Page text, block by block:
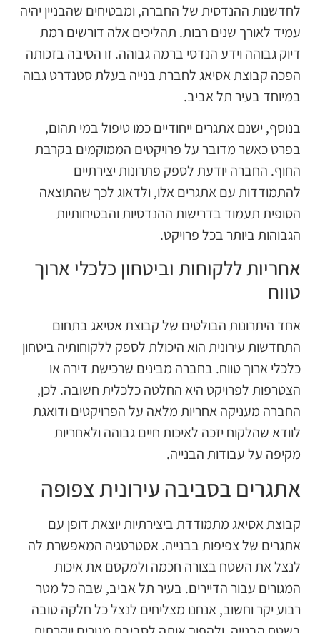
ההנדסית של החברה, ומבטיחים שהבניין יהיה
לאורך שנים רבות. תהליכים אלה דורשים רמת
גבוהה וידע הנדסי ברמה גבוהה. זו הסיבה בזכותה
קבוצת אסיאג לחברת בנייה בעלת סטנדרט גבוה
בעיר תל אביב.
ישנם אתגרים ייחודיים כמו טיפול במי תהום,
כאשר מדובר על פרויקטים הממוקמים בקרבת
החברה יודעת לספק פתרונות יצירתיים
עם אתגרים אלו, ולדאוג לכך שהתוצאה
תעמוד בדרישות ההנדסיות והבטיחותיות
ביותר בכל פרויקט.
ללקוחות וביטחון כלכלי ארוך
היתרונות הבולטים של קבוצת אסיאג בתחום
עירונית הוא היכולת לספק ללקוחותיה ביטחון
ארוך טווח. בחברה מבינים שרכישת דירה או
לפרויקט היא החלטה כלכלית חשובה. לכן,
מעניקה אחריות מלאה על הפרויקטים ודואגת
שהלקוח יזכה לאיכות חיים גבוהה ולאחריות
על עבודות הבנייה.
בסביבה עירונית צפופה
אסיאג מתמודדת ביצירתיות יוצאת דופן עם
של צפיפות בבנייה. אסטרטגיה המאפשרת לה
את השטח בצורה חכמה ולמקסם את איכות
עבור הדיירים. בעיר תל אביב, שבה כל מטר
יקר וחשוב, אנחנו מצליחים לנצל כל חלקה טובה